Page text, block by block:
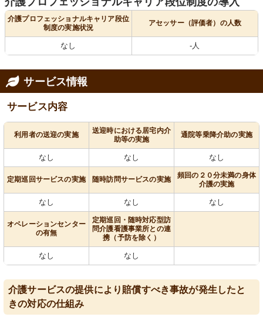
介護プロフェッショナルキャリア段位
制度の実施状況
アセッサー（評価者）の人数
なし -人
サービス情報
サービス内容
利用者の送迎の実施
送迎時における居宅内介
助等の実施
通院等乗降介助の実施
なし なし なし
定期巡回サービスの実施 随時訪問サービスの実施
頻回の２０分未満の身体
介護の実施
なし なし なし
オペレーションセンター
の有無
定期巡回・随時対応型訪
問介護看護事業所との連
携（予防を除く）
なし なし
介護サービスの提供により賠償すべき事故が発生したと
きの対応の仕組み